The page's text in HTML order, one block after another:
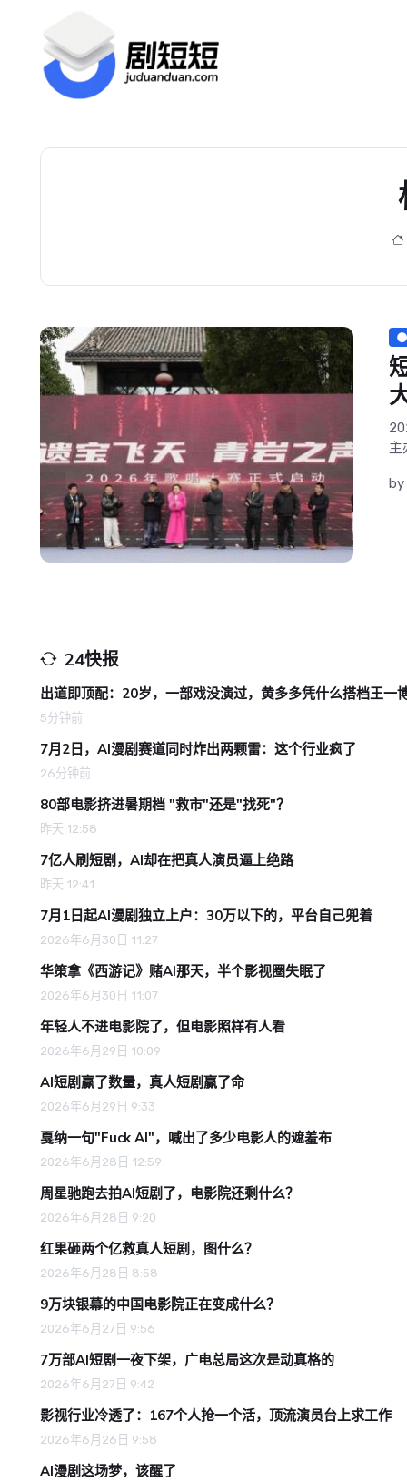
主
24快报
出道即顶配：20岁，一部戏没演过，黄多多凭什么搭档王一
5分钟前
7月2日，AI漫剧赛道同时炸出两颗雷：这个行业疯了
26分钟前
80部电影挤进暑期档 "救市"还是"找死"？
昨天 12:58
7亿人刷短剧，AI却在把真人演员逼上绝路
昨天 12:41
7月1日起AI漫剧独立上户：30万以下的，平台自己兜着
2026年6月30日 11:27
华策拿《西游记》赌AI那天，半个影视圈失眠了
2026年6月30日 11:07
年轻人不进电影院了，但电影照样有人看
2026年6月29日 10:09
AI短剧赢了数量，真人短剧赢了命
2026年6月29日 9:33
戛纳一句"Fuck AI"，喊出了多少电影人的遮羞布
2026年6月28日 12:59
周星驰跑去拍AI短剧了，电影院还剩什么？
2026年6月28日 9:20
红果砸两个亿救真人短剧，图什么？
2026年6月28日 8:58
9万块银幕的中国电影院正在变成什么？
2026年6月27日 9:56
7万部AI短剧一夜下架，广电总局这次是动真格的
2026年6月27日 9:42
影视行业冷透了：167个人抢一个活，顶流演员台上求工作
2026年6月26日 9:58
AI漫剧这场梦，该醒了